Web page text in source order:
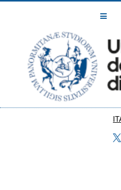
Toggle